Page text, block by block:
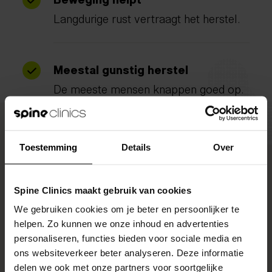
Toestemming Details Over
Spine Clinics maakt gebruik van cookies
We gebruiken cookies om je beter en persoonlijker te
helpen. Zo kunnen we onze inhoud en advertenties
personaliseren, functies bieden voor sociale media en
ons websiteverkeer beter analyseren. Deze informatie
delen we ook met onze partners voor soortgelijke
Langdurige rust vertraagt het herstel.
Meestal gunstig herstel
De meeste mensen knappen goed op.
Waarom rust alleen
vaak niet werkt
De nek volledig ontzien voelt logisch, maar
pakt vaak averechts uit.